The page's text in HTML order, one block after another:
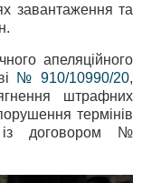
завантаження та
апеляційного
№ 910/10990/20,
штрафних
термінів
договором №